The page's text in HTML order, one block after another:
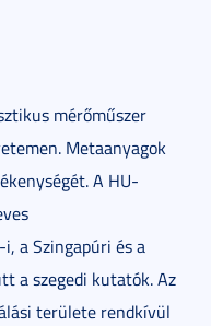
mérőműszer
Metaanyagok
A HU-
a Szingapúri és a
a szegedi kutatók. Az
területe rendkívül